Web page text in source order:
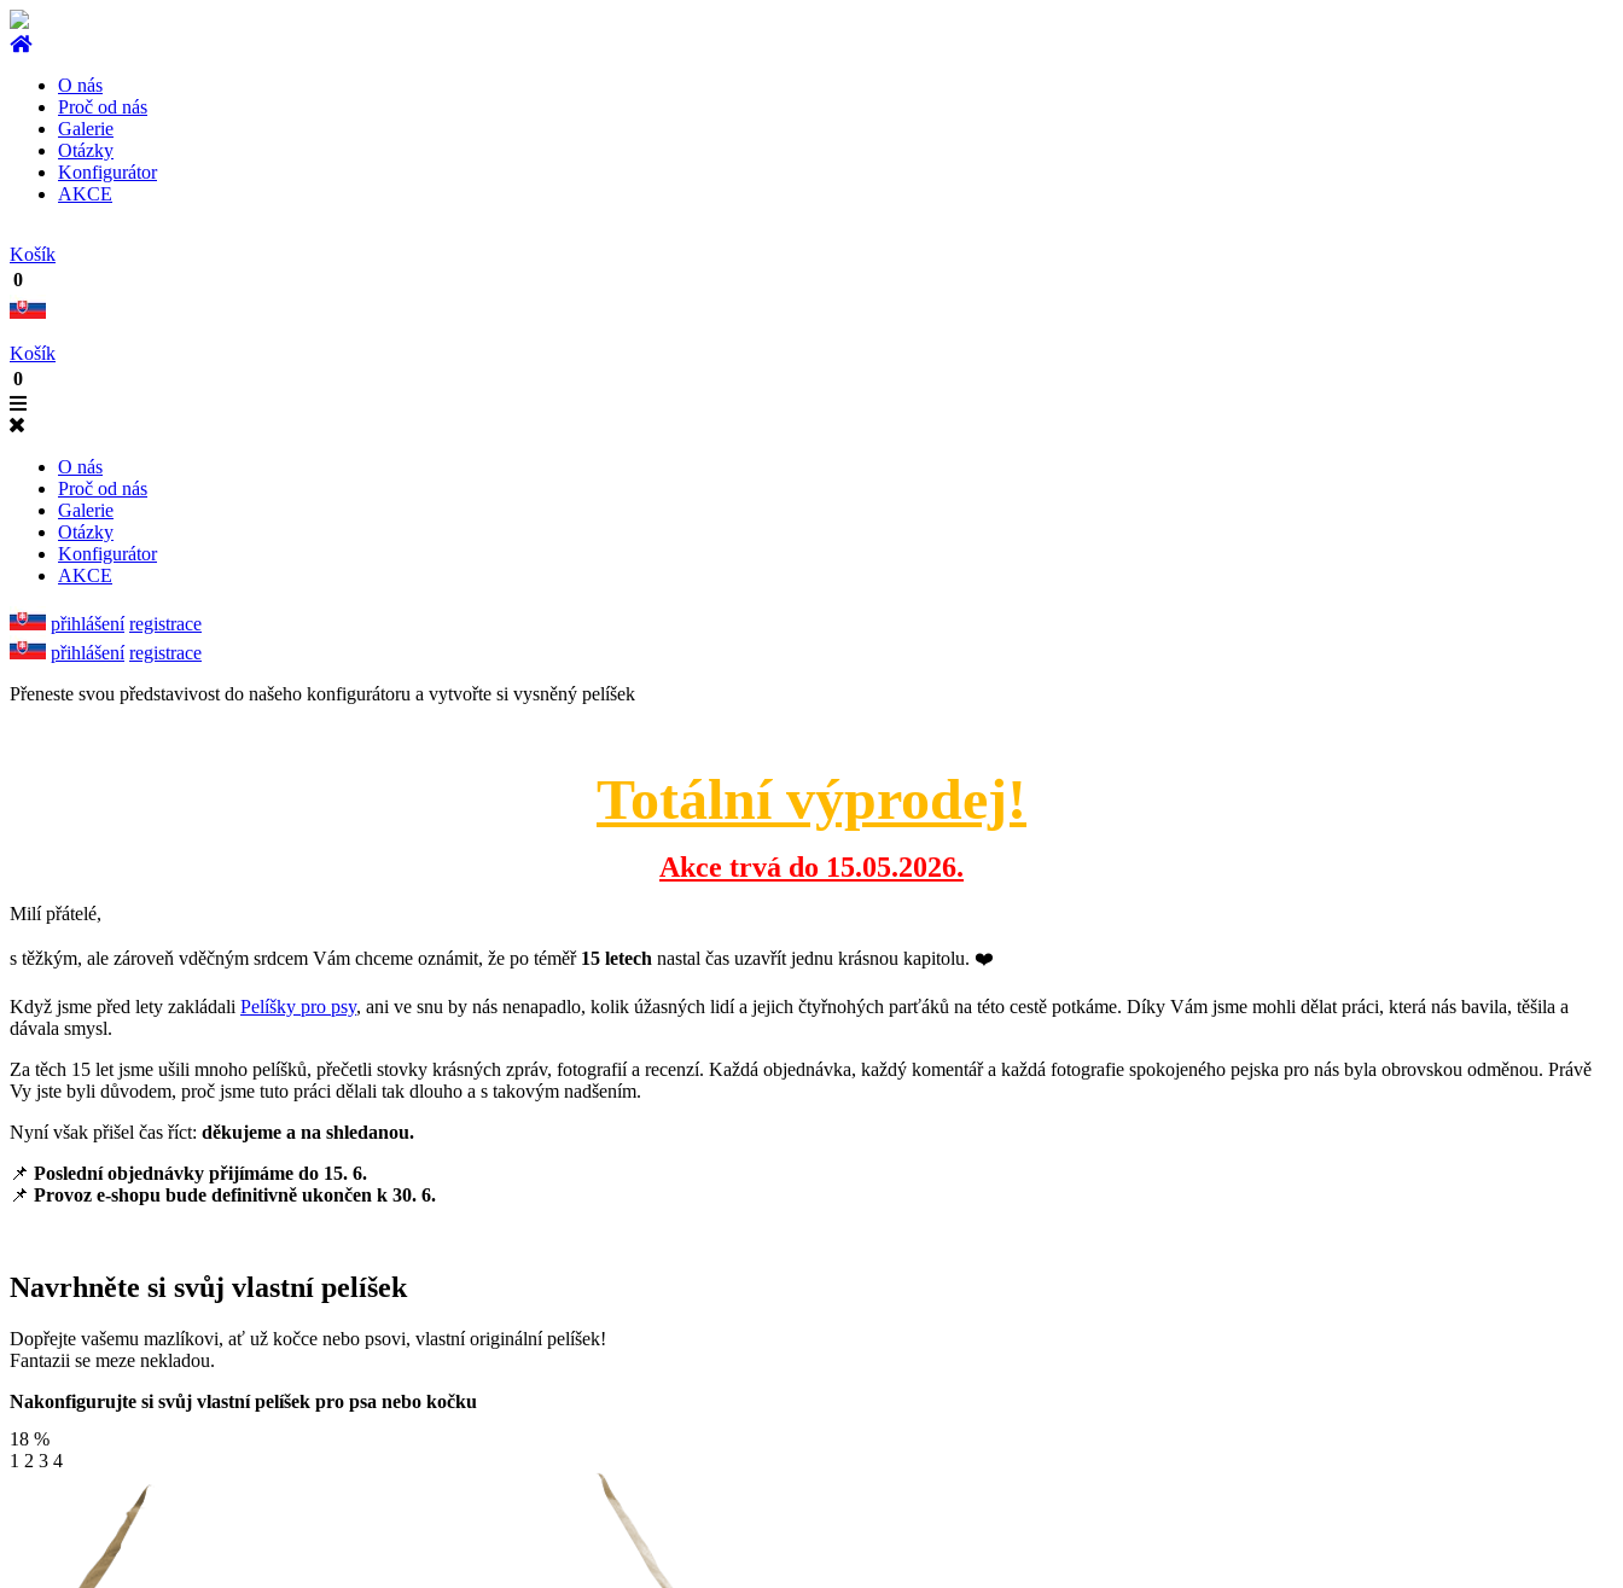
O nás
Proč od nás
Galerie
Otázky
Konfigurátor
AKCE
Košík
0
Košík
0
O nás
Proč od nás
Galerie
Otázky
Konfigurátor
AKCE
přihlášení registrace
přihlášení registrace
Přeneste svou představivost do našeho konfigurátoru a vytvořte si vysněný pelíšek
Totální výprodej!
Akce trvá do 15.05.2026.
Milí přátelé,
s těžkým, ale zároveň vděčným srdcem Vám chceme oznámit, že po téměř 15 letech nastal čas uzavřít jednu krásnou kapitolu. ❤️
Když jsme před lety zakládali Pelíšky pro psy, ani ve snu by nás nenapadlo, kolik úžasných lidí a jejich čtyřnohých parťáků na této cestě potkáme. Díky Vám jsme mohli dělat práci, která nás bavila, těšila a
dávala smysl.
Za těch 15 let jsme ušili mnoho pelíšků, přečetli stovky krásných zpráv, fotografií a recenzí. Každá objednávka, každý komentář a každá fotografie spokojeného pejska pro nás byla obrovskou odměnou. Právě
Vy jste byli důvodem, proč jsme tuto práci dělali tak dlouho a s takovým nadšením.
Nyní však přišel čas říct: děkujeme a na shledanou.
📌 Poslední objednávky přijímáme do 15. 6.
📌 Provoz e-shopu bude definitivně ukončen k 30. 6.
Navrhněte si svůj vlastní pelíšek
Dopřejte vašemu mazlíkovi, ať už kočce nebo psovi, vlastní originální pelíšek!
Fantazii se meze nekladou.
Nakonfigurujte si svůj vlastní pelíšek pro psa nebo kočku
18 %
1 2 3 4